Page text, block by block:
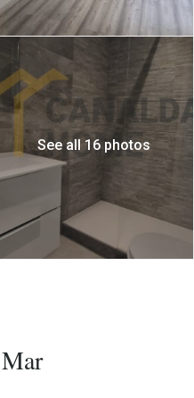
See all 16 photos